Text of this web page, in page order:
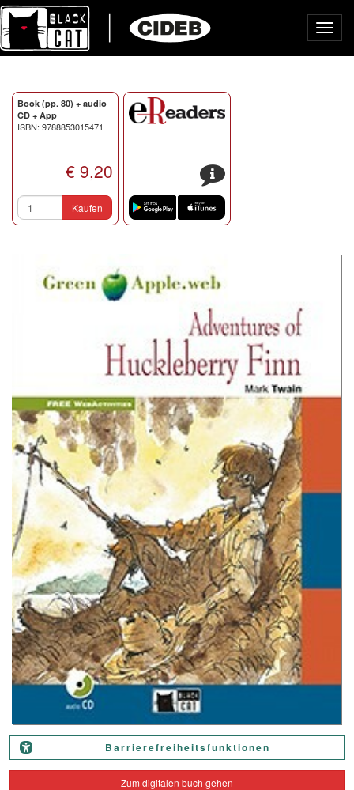
Book (pp. 80) + audio
CD + App
ISBN: 9788853015471
€ 9,20
Kaufen
s
Barrierefreiheitsfunktionen
Zum digitalen buch gehen